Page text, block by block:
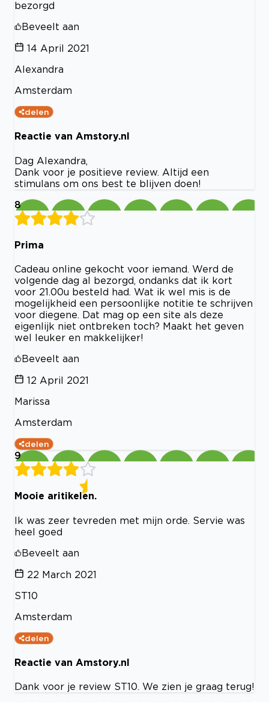
bezorgd
Beveelt aan
14 April 2021
Alexandra
Amsterdam
delen
Reactie van Amstory.nl
Dag Alexandra,
Dank voor je positieve review. Altijd een
stimulans om ons best te blijven doen!
8
Prima
Cadeau online gekocht voor iemand. Werd de
volgende dag al bezorgd, ondanks dat ik kort
voor 21.00u besteld had. Wat ik wel mis is de
mogelijkheid een persoonlijke notitie te schrijven
voor diegene. Dat mag op een site als deze
eigenlijk niet ontbreken toch? Maakt het geven
wel leuker en makkelijker!
Beveelt aan
12 April 2021
Marissa
Amsterdam
delen
9
Mooie aritikelen.
Ik was zeer tevreden met mijn orde. Servie was
heel goed
Beveelt aan
22 March 2021
ST10
Amsterdam
delen
Reactie van Amstory.nl
Dank voor je review ST10. We zien je graag terug!